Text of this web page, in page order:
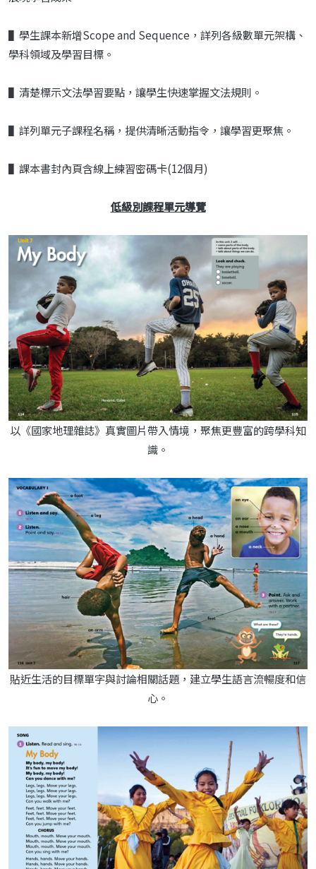
▌學生課本新增Scope and Sequence，詳列各級數單元架構、
學科領域及學習目標。
▌清楚標示文法學習要點，讓學生快速掌握文法規則。
▌詳列單元子課程名稱，提供清晰活動指令，讓學習更聚焦。
▌課本書封內頁含線上練習密碼卡(12個月)
低級別課程單元導覽
以《國家地理雜誌》真實圖片帶入情境，聚焦更豐富的跨學科知
識。
貼近生活的目標單字與討論相關話題，建立學生語言流暢度和信
心。